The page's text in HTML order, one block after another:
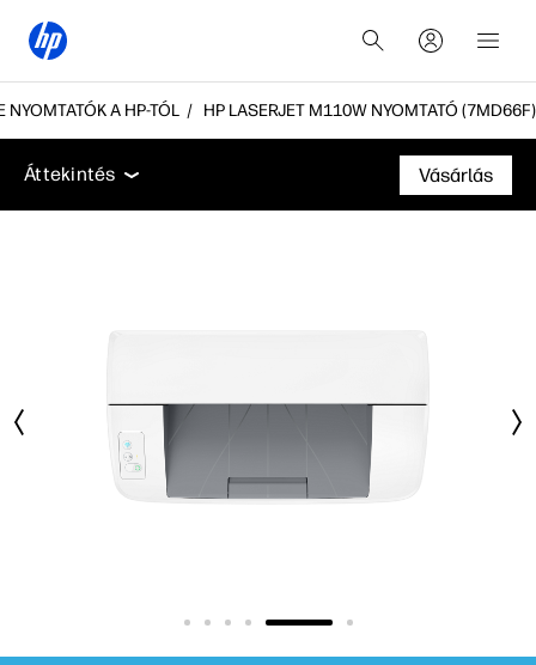
NYOMTATÓK A HP-TÓL HP LASERJET M110W NYOMTATÓ (7MD66F)
Áttekintés Jellemzők Műszaki adatok
Áttekintés
Műszaki adatok
Vásárlás